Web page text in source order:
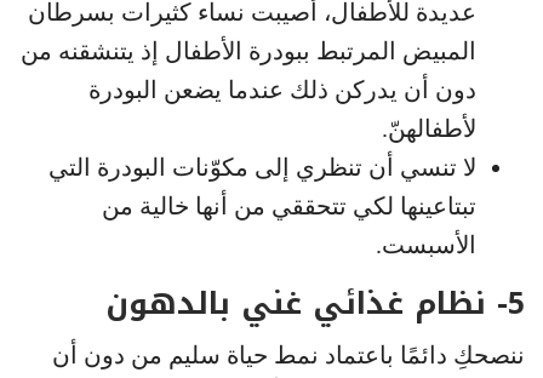
عديدة للأطفال، أصيبت نساء كثيرات بسرطان
المبيض المرتبط ببودرة الأطفال إذ يتنشقنه من
دون أن يدركن ذلك عندما يضعن البودرة
لأطفالهنّ.
لا تنسي أن تنظري إلى مكوّنات البودرة التي
تبتاعينها لكي تتحققي من أنها خالية من
الأسبست.
5- نظام غذائي غني بالدهون
ننصحكِ دائمًا باعتماد نمط حياة سليم من دون أن